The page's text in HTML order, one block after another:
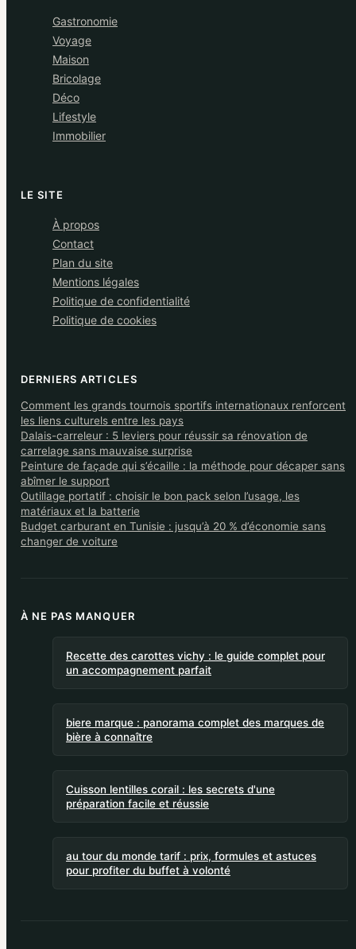
Gastronomie
Voyage
Maison
Bricolage
Déco
Lifestyle
Immobilier
LE SITE
À propos
Contact
Plan du site
Mentions légales
Politique de confidentialité
Politique de cookies
DERNIERS ARTICLES
Comment les grands tournois sportifs internationaux renforcent
les liens culturels entre les pays
Dalais-carreleur : 5 leviers pour réussir sa rénovation de
carrelage sans mauvaise surprise
Peinture de façade qui s’écaille : la méthode pour décaper sans
abîmer le support
Outillage portatif : choisir le bon pack selon l’usage, les
matériaux et la batterie
Budget carburant en Tunisie : jusqu’à 20 % d’économie sans
changer de voiture
À NE PAS MANQUER
Recette des carottes vichy : le guide complet pour
un accompagnement parfait
biere marque : panorama complet des marques de
bière à connaître
Cuisson lentilles corail : les secrets d'une
préparation facile et réussie
au tour du monde tarif : prix, formules et astuces
pour profiter du buffet à volonté